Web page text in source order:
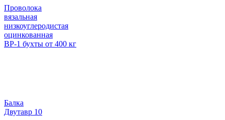
Проволока
вязальная
низкоуглеродистая
оцинкованная
ВР-1 бухты от 400 кг
Балка
Двутавр 10